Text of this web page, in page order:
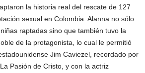
la historia real del rescate de 127
sexual en Colombia. Alanna no sólo
raptadas sino que también tuvo la
de la protagonista, lo cual le permitió
Jim Caviezel, recordado por
Pasión de Cristo, y con la actriz